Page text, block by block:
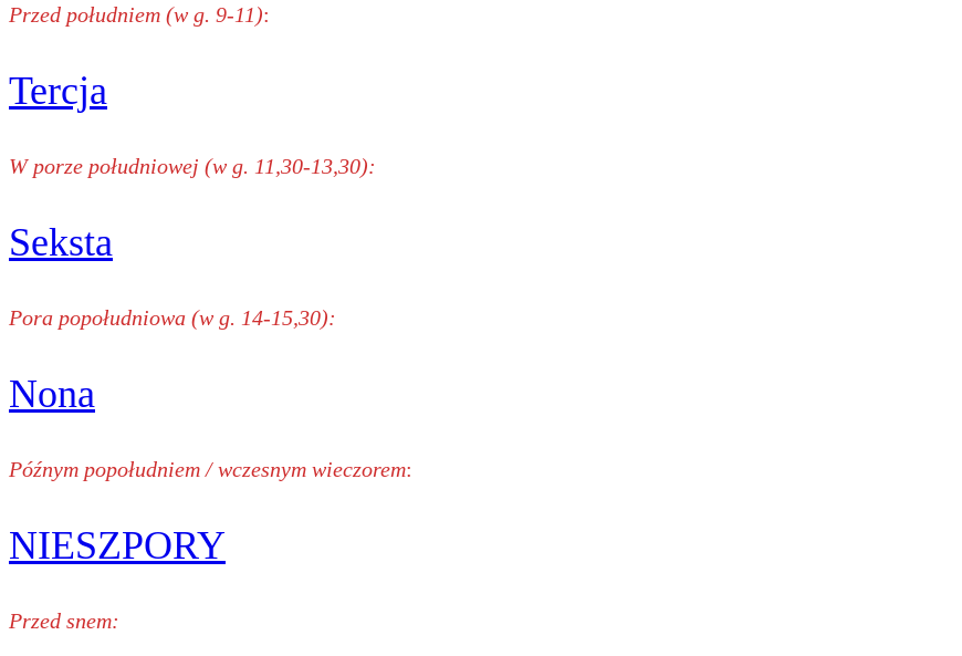
Przed południem (w g. 9-11):
Tercja
W porze południowej (w g. 11,30-13,30):
Seksta
Pora popołudniowa (w g. 14-15,30):
Nona
Późnym popołudniem / wczesnym wieczorem:
NIESZPORY
Przed snem: